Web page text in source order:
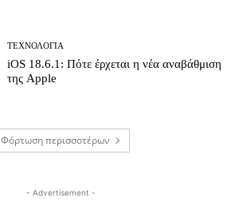
ΤΕΧΝΟΛΟΓΊΑ
iOS 18.6.1: Πότε έρχεται η νέα αναβάθμιση
της Apple
Φόρτωση περισσοτέρων
- Advertisement -